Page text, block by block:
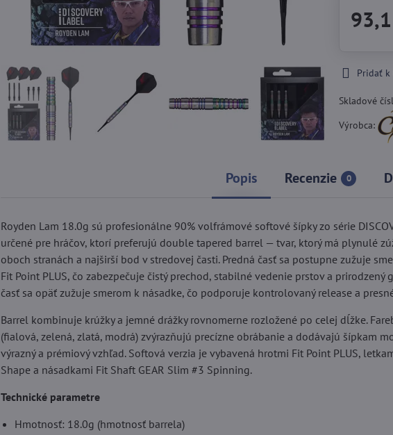
Pridať k
Skladové
Výrobca:
Popis Recenzie 0
Royden Lam 18.0g sú profesionálne 90% volfrámové softové šípky zo série
určené pre hráčov, ktorí preferujú double tapered barrel — tvar, ktorý má plynulé
oboch stranách a najširší bod v stredovej časti. Predná časť sa postupne zužuje
Fit Point PLUS, čo zabezpečuje čistý prechod, stabilné vedenie prstov a prirodzený
časť sa opäť zužuje smerom k násadke, čo podporuje kontrolovaný release a
Barrel kombinuje krúžky a jemné drážky rovnomerne rozložené po celej dĺžke.
(fialová, zelená, zlatá, modrá) zvýrazňujú precízne obrábanie a dodávajú šípkam
výrazný a prémiový vzhľad. Softová verzia je vybavená hrotmi Fit Point PLUS,
Shape a násadkami Fit Shaft GEAR Slim #3 Spinning.
Technické parametre
Hmotnosť: 18.0g (hmotnosť barrela)